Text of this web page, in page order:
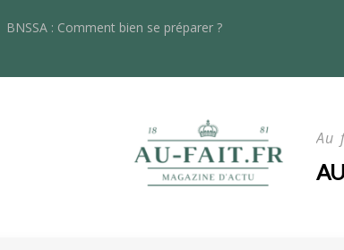
BNSSA : Comment bien se préparer ?
Les innovations récentes dans le rayonnage lourd : quoi
Au